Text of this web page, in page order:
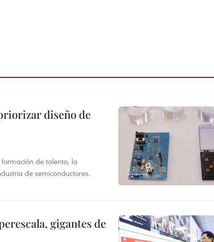
diseño de
de talento, la
de semiconductores.
gigantes de